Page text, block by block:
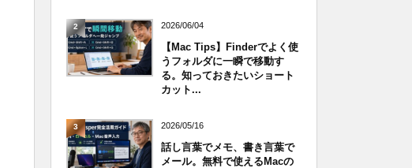
2 2026/06/04
【Mac Tips】Finderでよく使
うフォルダに一瞬で移動す
る。知っておきたいショート
カット...
3 2026/05/16
話し言葉でメモ、書き言葉で
メール。無料で使えるMacの